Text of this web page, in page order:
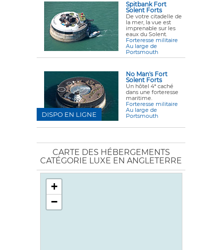
Spitbank Fort
Solent Forts
De votre citadelle de
la mer, la vue est
imprenable sur les
eaux du Solent.
Forteresse militaire
Au large de
Portsmouth
No Man's Fort
Solent Forts
Un hôtel 4* caché
dans une forteresse
maritime.
Forteresse militaire
Au large de
Portsmouth
DISPO EN LIGNE
CARTE DES HÉBERGEMENTS
CATÉGORIE LUXE EN ANGLETERRE
+
−